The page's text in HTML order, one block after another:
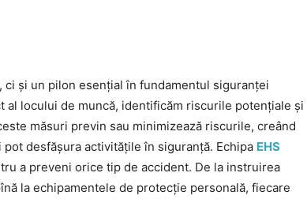
și un pilon esențial în fundamentul siguranței
al locului de muncă, identificăm riscurile potențiale și
măsuri previn sau minimizează riscurile, creând
desfășura activitățile în siguranță. Echipa EHS
a preveni orice tip de accident. De la instruirea
la echipamentele de protecție personală, fiecare